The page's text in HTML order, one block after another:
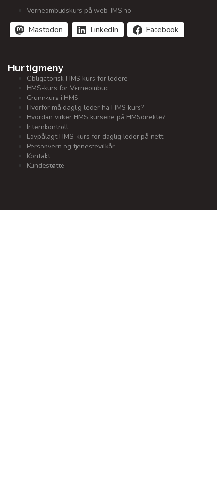
Verneombudskurs på webHMS.no
Mastodon LinkedIn Facebook
Hurtigmeny
Obligatorisk HMS kurs for ledere
HMS-kurs for Verneombud
Grunnkurs i HMS
Hvorfor må daglig leder ha HMS kurs?
Hvordan virker HMS kursene på HMSdirekte?
Internkontroll
Lovpålagt HMS-kurs for daglig leder på nett
Personvern og tjenestevilkår
Kontakt
Kundestøtte